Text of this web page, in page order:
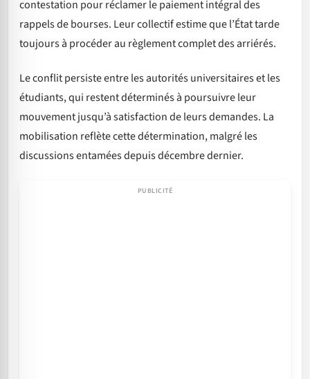
contestation pour réclamer le paiement intégral des
rappels de bourses. Leur collectif estime que l’État tarde
toujours à procéder au règlement complet des arriérés.
Le conflit persiste entre les autorités universitaires et les
étudiants, qui restent déterminés à poursuivre leur
mouvement jusqu’à satisfaction de leurs demandes. La
mobilisation reflète cette détermination, malgré les
discussions entamées depuis décembre dernier.